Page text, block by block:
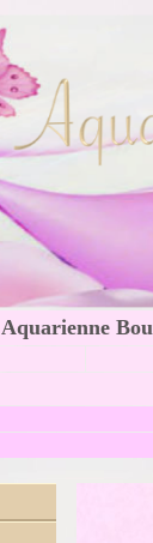
Aquarienne